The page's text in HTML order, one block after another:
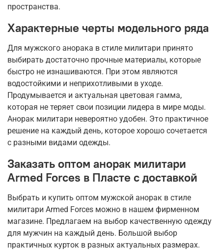
пространства.
Характерные черты модельного ряда
Для мужского анорака в стиле милитари принято
выбирать достаточно прочные материалы, которые
быстро не изнашиваются. При этом являются
водостойкими и неприхотливыми в уходе.
Продумывается и актуальная цветовая гамма,
которая не теряет свои позиции лидера в мире моды.
Анорак милитари невероятно удобен. Это практичное
решение на каждый день, которое хорошо сочетается
с разными видами одежды.
Заказать оптом анорак милитари
Armed Forces в Пласте с доставкой
Выбрать и купить оптом мужской анорак в стиле
милитари Armed Forces можно в нашем фирменном
магазине. Предлагаем на выбор качественную одежду
для мужчин на каждый день. Большой выбор
практичных курток в разных актуальных размерах.